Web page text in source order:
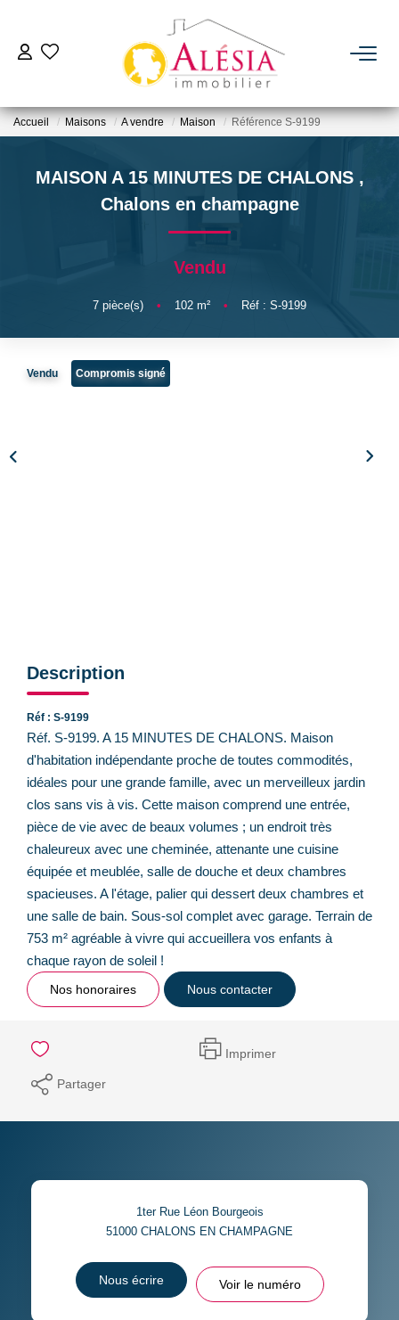
ACHETER
BIENS VENDUS / LOUÉS
NOTRE AGENCE
Accueil Maisons A vendre Maison Référence S-9199
MAISON A 15 MINUTES DE CHALONS ,
Chalons en champagne
Vendu
7 pièce(s) • 102 m² • Réf : S-9199
Vendu Compromis signé
Description
Réf : S-9199
Réf. S-9199. A 15 MINUTES DE CHALONS. Maison
d'habitation indépendante proche de toutes commodités,
idéales pour une grande famille, avec un merveilleux jardin
clos sans vis à vis. Cette maison comprend une entrée,
pièce de vie avec de beaux volumes ; un endroit très
chaleureux avec une cheminée, attenante une cuisine
équipée et meublée, salle de douche et deux chambres
spacieuses. A l'étage, palier qui dessert deux chambres et
une salle de bain. Sous-sol complet avec garage. Terrain de
753 m² agréable à vivre qui accueillera vos enfants à
chaque rayon de soleil !
Nos honoraires Nous contacter
Imprimer
Partager
1ter Rue Léon Bourgeois
51000 CHALONS EN CHAMPAGNE
Nous écrire Voir le numéro